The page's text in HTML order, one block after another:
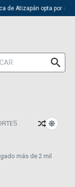
de Atizapán opta por el
más de 2 mil